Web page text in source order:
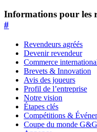
Informations pour les
#
Revendeurs agréés
Devenir revendeur
Commerce
Brevets & Innovation
Avis des joueurs
Profil de l’entreprise
Notre vision
Étapes clés
Compétitions &
Coupe du monde G&G